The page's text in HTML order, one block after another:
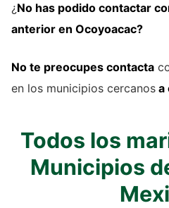
¿No has podido contactar
anterior en Ocoyoacac?
No te preocupes contacta
en los municipios cercanos a
Todos los
Municipios